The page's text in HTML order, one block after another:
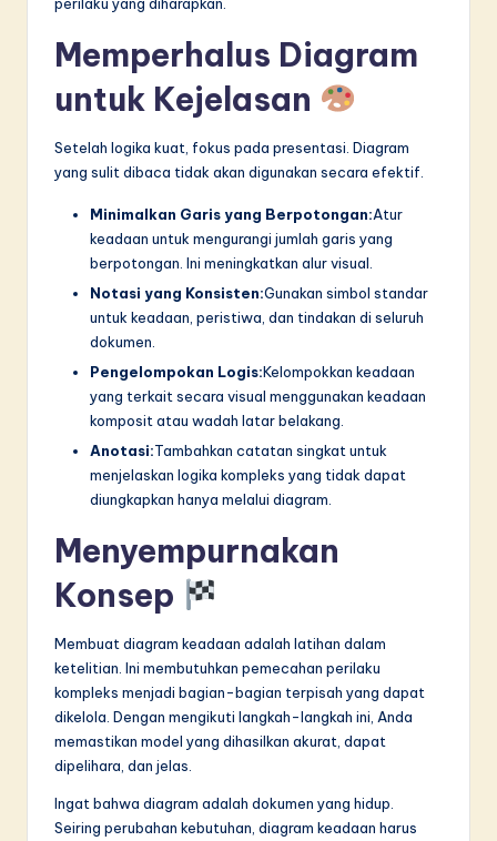
Memperhalus Diagram
untuk Kejelasan
Setelah logika kuat, fokus pada presentasi. Diagram
yang sulit dibaca tidak akan digunakan secara efektif.
Minimalkan Garis yang Berpotongan:Atur
keadaan untuk mengurangi jumlah garis yang
berpotongan. Ini meningkatkan alur visual.
Notasi yang Konsisten:Gunakan simbol standar
untuk keadaan, peristiwa, dan tindakan di seluruh
dokumen.
Pengelompokan Logis:Kelompokkan keadaan
yang terkait secara visual menggunakan keadaan
komposit atau wadah latar belakang.
Anotasi:Tambahkan catatan singkat untuk
menjelaskan logika kompleks yang tidak dapat
diungkapkan hanya melalui diagram.
Menyempurnakan
Konsep
Membuat diagram keadaan adalah latihan dalam
ketelitian. Ini membutuhkan pemecahan perilaku
kompleks menjadi bagian-bagian terpisah yang dapat
dikelola. Dengan mengikuti langkah-langkah ini, Anda
memastikan model yang dihasilkan akurat, dapat
dipelihara, dan jelas.
Ingat bahwa diagram adalah dokumen yang hidup.
Seiring perubahan kebutuhan, diagram keadaan harus